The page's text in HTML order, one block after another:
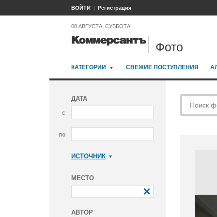
ВОЙТИ Регистрация
08 АВГУСТА, СУББОТА
Фото
КАТЕГОРИИ СВЕЖИЕ ПОСТУПЛЕНИЯ
ДАТА
с
по
ИСТОЧНИК
МЕСТО
АВТОР